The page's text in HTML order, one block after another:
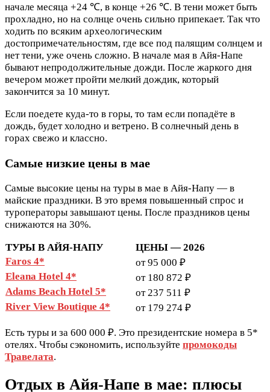
начале месяца +24 ℃, в конце +26 ℃. В тени может быть
прохладно, но на солнце очень сильно припекает. Так что
ходить по всяким археологическим
достопримечательностям, где все под палящим солнцем и
нет тени, уже очень сложно. В начале мая в Айя-Напе
бывают непродолжительные дожди. После жаркого дня
вечером может пройти мелкий дождик, который
закончится за 10 минут.
Если поедете куда-то в горы, то там если попадёте в
дождь, будет холодно и ветрено. В солнечный день в
горах свежо и классно.
Самые низкие цены в мае
Самые высокие цены на туры в мае в Айя-Напу — в
майские праздники. В это время повышенный спрос и
туроператоры завышают цены. После праздников цены
снижаются на 30%.
ТУРЫ В АЙЯ-НАПУ
ЦЕНЫ — 2026
Faros 4*
от 95 000 ₽
Eleana Hotel 4*
от 180 872 ₽
Adams Beach Hotel 5*
от 237 511 ₽
River View Boutique 4*
от 179 274 ₽
Есть туры и за 600 000 ₽. Это президентские номера в 5*
отелях. Чтобы сэкономить, используйте промокоды
Травелата.
Отдых в Айя-Напе в мае: плюсы